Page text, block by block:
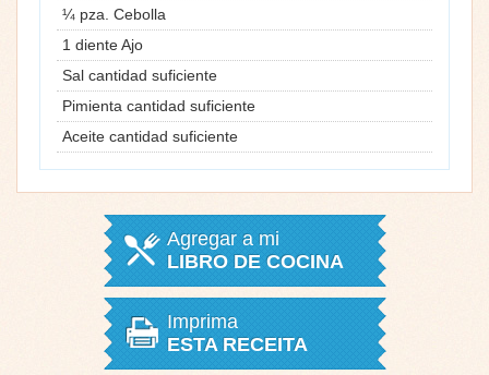
¼ pza. Cebolla
1 diente Ajo
Sal cantidad suficiente
Pimienta cantidad suficiente
Aceite cantidad suficiente
Agregar a mi
LIBRO DE COCINA
Imprima
ESTA RECEITA